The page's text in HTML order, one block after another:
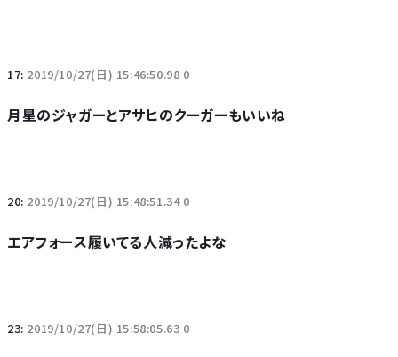
17: 2019/10/27(日) 15:46:50.98 0
月星のジャガーとアサヒのクーガーもいいね
20: 2019/10/27(日) 15:48:51.34 0
エアフォース履いてる人減ったよな
23: 2019/10/27(日) 15:58:05.63 0